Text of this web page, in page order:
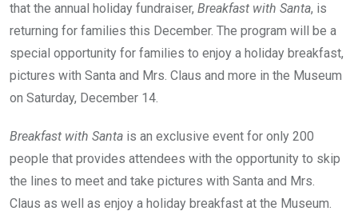
that the annual holiday fundraiser, Breakfast with Santa, is
returning for families this December. The program will be a
special opportunity for families to enjoy a holiday breakfast,
pictures with Santa and Mrs. Claus and more in the Museum
on Saturday, December 14.
Breakfast with Santa is an exclusive event for only 200
people that provides attendees with the opportunity to skip
the lines to meet and take pictures with Santa and Mrs.
Claus as well as enjoy a holiday breakfast at the Museum.